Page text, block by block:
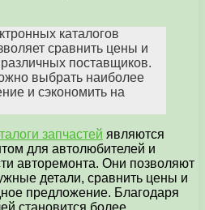
каталогов
сравнить цены и
поставщиков.
выбрать наиболее
и сэкономить на
запчастей являются
для автолюбителей и
авторемонта. Они позволяют
детали, сравнить цены и
предложение. Благодаря